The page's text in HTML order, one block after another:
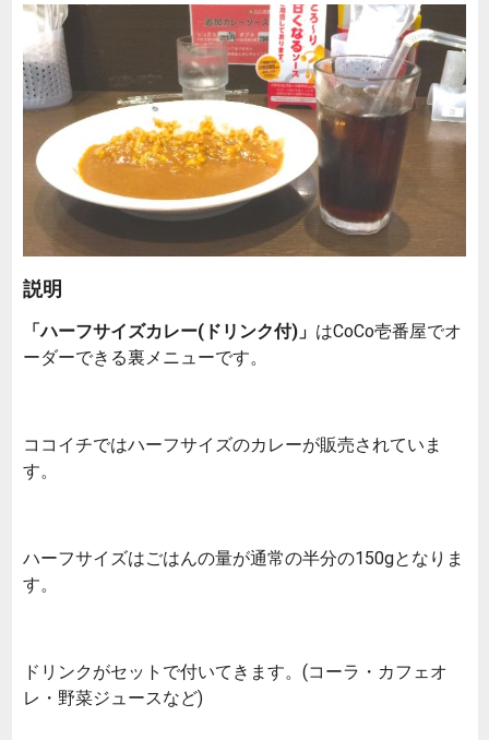
説明
「ハーフサイズカレー(ドリンク付)」 はCoCo壱番屋でオ
ーダーできる裏メニューです。
ココイチではハーフサイズのカレーが販売されていま
す。
ハーフサイズはごはんの量が通常の半分の150gとなりま
す。
ドリンクがセットで付いてきます。(コーラ・カフェオ
レ・野菜ジュースなど)